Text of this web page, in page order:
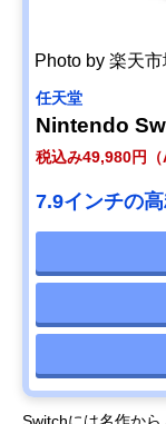
Photo by 楽天
任天堂
Nintendo
税込み49,980円（
7.9インチの
Switchには名作か